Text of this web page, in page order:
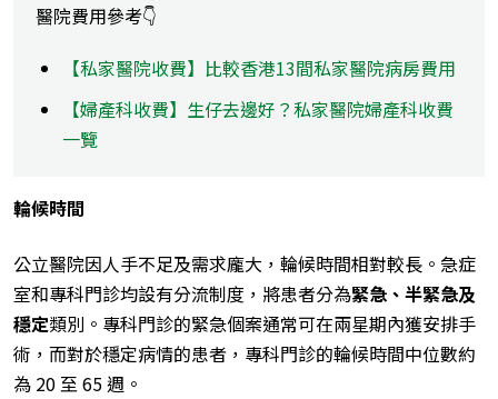
醫院費用參考👇
【私家醫院收費】比較香港13間私家醫院病房費用
【婦產科收費】生仔去邊好？私家醫院婦產科收費
一覽
輪候時間
公立醫院因人手不足及需求龐大，輪候時間相對較長。急症
室和專科門診均設有分流制度，將患者分為緊急、半緊急及
穩定類別。專科門診的緊急個案通常可在兩星期內獲安排手
術，而對於穩定病情的患者，專科門診的輪候時間中位數約
為 20 至 65 週。